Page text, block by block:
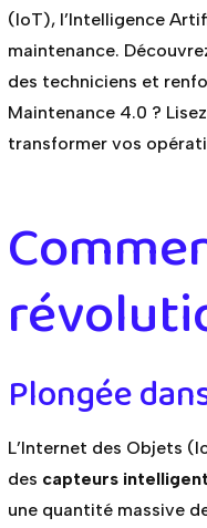
(IoT), l’Intelligence
maintenance.
des techniciens et
Maintenance 4.0 ?
transformer vos
Plongée
L’Internet des Objets
des capteurs
une quantité massive